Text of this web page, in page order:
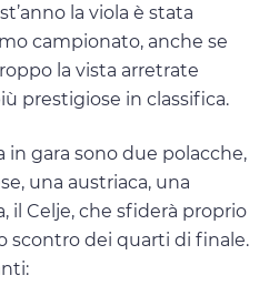
la viola è stata
campionato, anche se
la vista arretrate
prestigiose in classifica.
in gara sono due polacche,
una austriaca, una
il Celje, che sfiderà proprio
scontro dei quarti di finale.